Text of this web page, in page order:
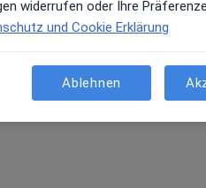
senden
widerrufen oder Ihre
und Cookie Erklärung
Ablehnen